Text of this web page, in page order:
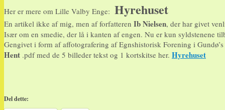
Her er mere om Lille Valby Enge: Hyrehuset
En artikel ikke af mig, men af forfatteren Ib Nielsen, der har givet
Især om en smedie, der lå i kanten af engen. Nu er kun syldstenene
Gengivet i form af affotografering af Egnshistorisk Forening i
Hent .pdf med de 5 billeder tekst og 1 kortskitse her. Hyrehuset
Del dette: